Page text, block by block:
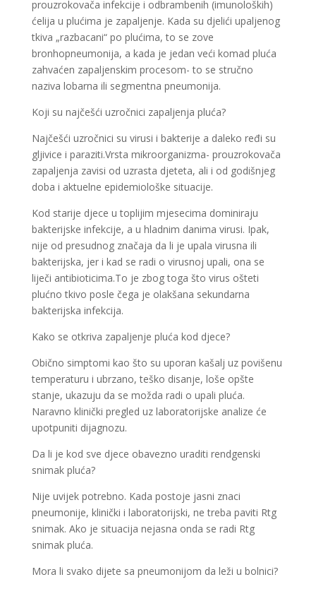
prouzrokovača infekcije i odbrambenih (imunoloških)
ćelija u plućima je zapaljenje. Kada su djelići upaljenog
tkiva „razbacani“ po plućima, to se zove
bronhopneumonija, a kada je jedan veći komad pluća
zahvaćen zapaljenskim procesom- to se stručno
naziva lobarna ili segmentna pneumonija.
Koji su najčešći uzročnici zapaljenja pluća?
Najčešći uzročnici su virusi i bakterije a daleko ređi su
gljivice i paraziti.Vrsta mikroorganizma- prouzrokovača
zapaljenja zavisi od uzrasta djeteta, ali i od godišnjeg
doba i aktuelne epidemiološke situacije.
Kod starije djece u toplijim mjesecima dominiraju
bakterijske infekcije, a u hladnim danima virusi. Ipak,
nije od presudnog značaja da li je upala virusna ili
bakterijska, jer i kad se radi o virusnoj upali, ona se
liječi antibioticima.To je zbog toga što virus ošteti
plućno tkivo posle čega je olakšana sekundarna
bakterijska infekcija.
Kako se otkriva zapaljenje pluća kod djece?
Obično simptomi kao što su uporan kašalj uz povišenu
temperaturu i ubrzano, teško disanje, loše opšte
stanje, ukazuju da se možda radi o upali pluća.
Naravno klinički pregled uz laboratorijske analize će
upotpuniti dijagnozu.
Da li je kod sve djece obavezno uraditi rendgenski
snimak pluća?
Nije uvijek potrebno. Kada postoje jasni znaci
pneumonije, klinički i laboratorijski, ne treba paviti Rtg
snimak. Ako je situacija nejasna onda se radi Rtg
snimak pluća.
Mora li svako dijete sa pneumonijom da leži u bolnici?